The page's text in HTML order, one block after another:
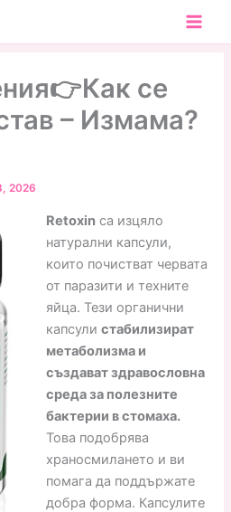
се
– Измама?
2026
Retoxin са изцяло
натурални капсули,
които почистват червата
от паразити и техните
яйца. Тези органични
капсулистабилизират
метаболизма и
създават здравословна
среда за полезните
бактерии в стомаха.
Това подобрява
храносмилането и ви
помага да поддържате
добра форма. Капсулите